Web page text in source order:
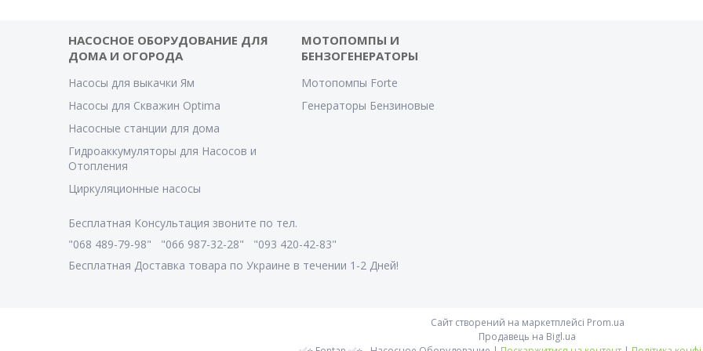
НАСОСНОЕ ОБОРУДОВАНИЕ ДЛЯ
ДОМА И ОГОРОДА
Насосы для выкачки Ям
Насосы для Скважин Optima
Насосные станции для дома
Гидроаккумуляторы для Насосов и
Отопления
Циркуляционные насосы
МОТОПОМПЫ И
БЕНЗОГЕНЕРАТОРЫ
Мотопомпы Forte
Генераторы Бензиновые
Бесплатная Консультация звоните по тел.
"068 489-79-98" "066 987-32-28" "093 420-42-83"
Бесплатная Доставка товара по Украине в течении 1-2 Дней!
Сайт створений на маркетплейсі Prom.ua
Продавець на Bigl.ua